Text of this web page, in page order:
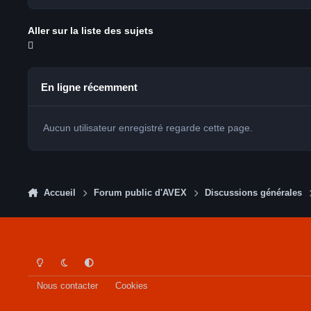
Aller sur la liste des sujets
En ligne récemment
Aucun utilisateur enregistré regarde cette page.
Accueil Forum public d'AVEX Discussions générales
Light ModeDark ModeSystem Preference
Nous contacter Cookies